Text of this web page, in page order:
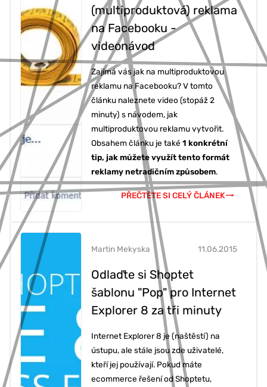
(multiproduktová) reklama
na Facebooku -
videonávod
Zajímá vás jak na multiproduktovou
reklamu na Facebooku? V tomto
článku naleznete video (stopáž 2
minuty) s návodem, jak
multiproduktovou reklamu vytvořit.
Obsahem článku je také 1 konkrétní
tip, jak můžete využít tento formát
reklamy netradičním způsobem.
PŘEČTĚTE SI CELÝ ČLÁNEK
Odlaďte si Shoptet
šablonu "Pop" pro Internet
Explorer 8 za tři minuty
11.06.2015
Martin Mekyska
Internet Explorer 8 je (naštěstí) na
ústupu, ale stále jsou zde uživatelé,
kteří jej používají. Pokud máte
ecommerce řešení od Shoptetu,